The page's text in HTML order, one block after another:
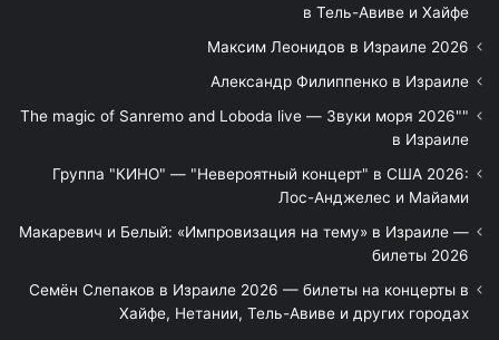
в Тель-Авиве и Хайфе
Максим Леонидов в Израиле 2026
Александр Филиппенко в Израиле
"The magic of Sanremo and Loboda live — Звуки моря 2026"
в Израиле
Группа "КИНО" — "Невероятный концерт" в США 2026:
Лос-Анджелес и Майами
Макаревич и Белый: «Импровизация на тему» в Израиле —
билеты 2026
Семён Слепаков в Израиле 2026 — билеты на концерты в
Хайфе, Нетании, Тель-Авиве и других городах